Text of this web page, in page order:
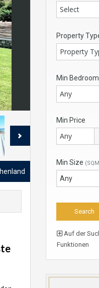
Select
Property
Property
Min
Any
Min Price
Any
Min Size
Auf der
Funktionen